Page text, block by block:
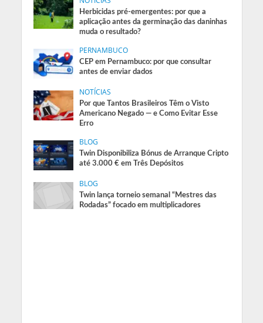
Herbicidas pré-emergentes: por que a
aplicação antes da germinação das daninhas
muda o resultado?
PERNAMBUCO
CEP em Pernambuco: por que consultar
antes de enviar dados
NOTÍCIAS
Por que Tantos Brasileiros Têm o Visto
Americano Negado — e Como Evitar Esse
Erro
BLOG
Twin Disponibiliza Bónus de Arranque Cripto
até 3.000 € em Três Depósitos
BLOG
Twin lança torneio semanal “Mestres das
Rodadas” focado em multiplicadores